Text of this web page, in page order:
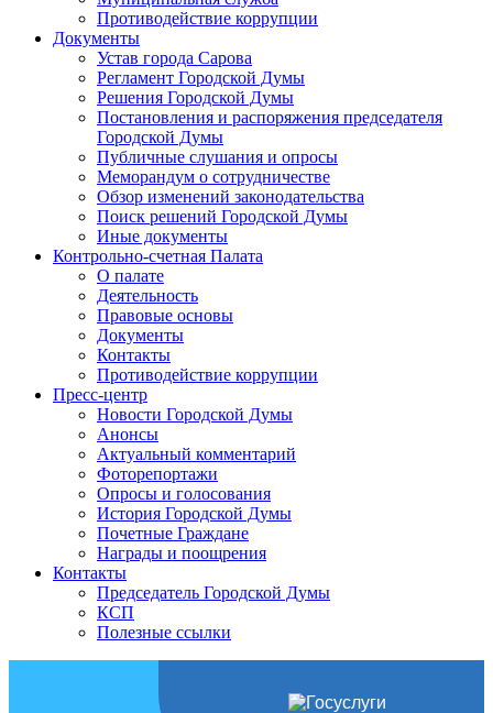
Противодействие коррупции
Документы
Устав города Сарова
Регламент Городской Думы
Решения Городской Думы
Постановления и распоряжения председателя
Городской Думы
Публичные слушания и опросы
Меморандум о сотрудничестве
Обзор изменений законодательства
Поиск решений Городской Думы
Иные документы
Контрольно-счетная Палата
О палате
Деятельность
Правовые основы
Документы
Контакты
Противодействие коррупции
Пресс-центр
Новости Городской Думы
Анонсы
Актуальный комментарий
Фоторепортажи
Опросы и голосования
История Городской Думы
Почетные Граждане
Награды и поощрения
Контакты
Председатель Городской Думы
КСП
Полезные ссылки